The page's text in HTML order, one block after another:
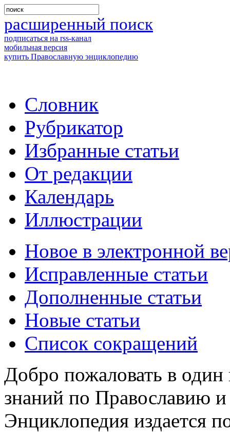
расширенный поиск
подписаться на rss-канал
мобильная версия
купить Православную энциклопедию
Словник
Рубрикатор
Избранные статьи
От редакции
Календарь
Иллюстрации
Новое в электронной
Исправленные статьи
Дополненные статьи
Новые статьи
Список сокращений
Добро пожаловать в
знаний по Православию
Энциклопедия издается